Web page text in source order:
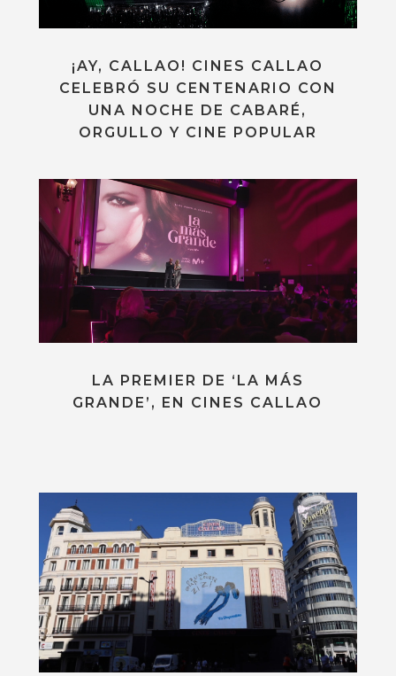
¡AY, CALLAO! CINES CALLAO
CELEBRÓ SU CENTENARIO CON
UNA NOCHE DE CABARÉ,
ORGULLO Y CINE POPULAR
LA PREMIER DE ‘LA MÁS
GRANDE’, EN CINES CALLAO